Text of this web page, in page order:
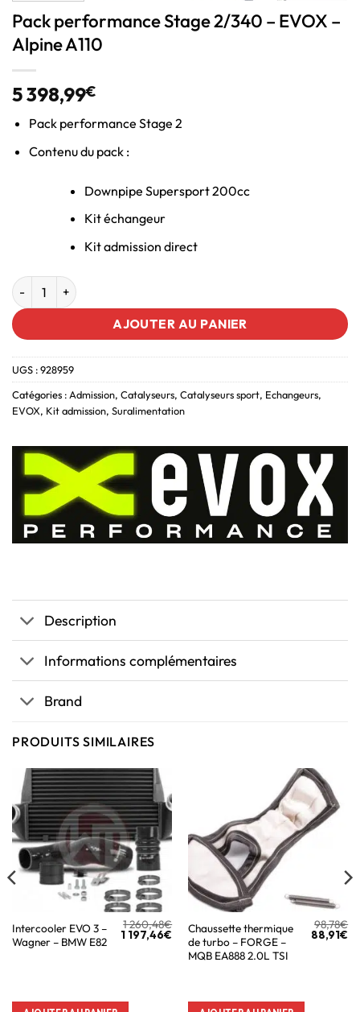
Pack performance Stage 2/340 – EVOX –
Alpine A110
5 398,99€
Pack performance Stage 2
Contenu du pack :
Downpipe Supersport 200cc
Kit échangeur
Kit admission direct
AJOUTER AU PANIER
UGS :928959
Catégories : Admission, Catalyseurs, Catalyseurs sport, Echangeurs,
EVOX, Kit admission, Suralimentation
Description
Informations complémentaires
Brand
PRODUITS SIMILAIRES
Intercooler EVO 3 –
Wagner – BMW E82
1 260,48€
1 197,46€
Chaussette thermique
de turbo – FORGE –
MQB EA888 2.0L TSI
98,78€
88,91€